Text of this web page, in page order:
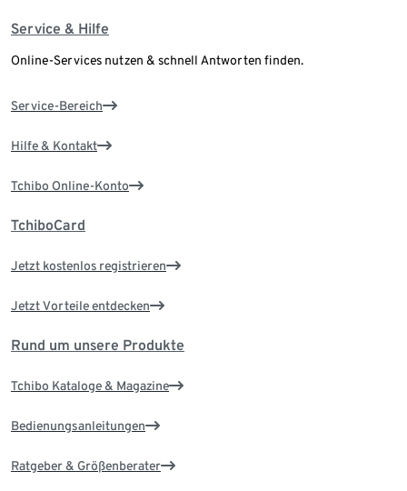
Service & Hilfe
Online-Services nutzen & schnell Antworten finden.
Service-Bereich
Hilfe & Kontakt
Tchibo Online-Konto
TchiboCard
Jetzt kostenlos registrieren
Jetzt Vorteile entdecken
Rund um unsere Produkte
Tchibo Kataloge & Magazine
Bedienungsanleitungen
Ratgeber & Größenberater